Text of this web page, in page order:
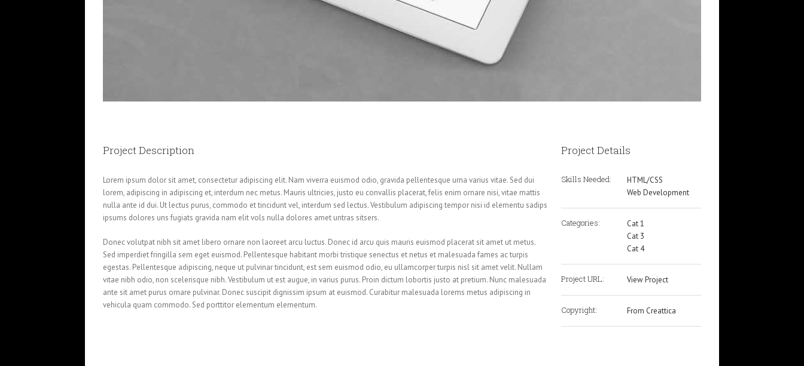
Project Description
Lorem ipsum dolor sit amet, consectetur adipiscing elit. Nam viverra euismod odio, gravida pellentesque urna varius vitae. Sed dui
lorem, adipiscing in adipiscing et, interdum nec metus. Mauris ultricies, justo eu convallis placerat, felis enim ornare nisi, vitae mattis
nulla ante id dui. Ut lectus purus, commodo et tincidunt vel, interdum sed lectus. Vestibulum adipiscing tempor nisi id elementu sadips
ipsums dolores uns fugiats gravida nam elit vols nulla dolores amet untras sitsers.
Donec volutpat nibh sit amet libero ornare non laoreet arcu luctus. Donec id arcu quis mauris euismod placerat sit amet ut metus.
Sed imperdiet fringilla sem eget euismod. Pellentesque habitant morbi tristique senectus et netus et malesuada fames ac turpis
egestas. Pellentesque adipiscing, neque ut pulvinar tincidunt, est sem euismod odio, eu ullamcorper turpis nisl sit amet velit. Nullam
vitae nibh odio, non scelerisque nibh. Vestibulum ut est augue, in varius purus. Proin dictum lobortis justo at pretium. Nunc malesuada
ante sit amet purus ornare pulvinar. Donec suscipit dignissim ipsum at euismod. Curabitur malesuada lorems metus adipiscing in
vehicula quam commodo. Sed porttitor elementum elementum.
Project Details
Skills Needed:
HTML/CSS
Web Development
Categories:
Cat 1
Cat 3
Cat 4
Project URL: View Project
Copyright: From Creattica